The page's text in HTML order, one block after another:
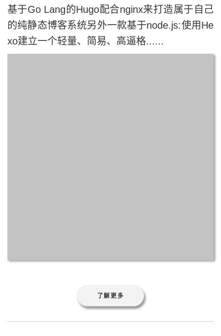
基于Go Lang的Hugo配合nginx来打造属于自己
的纯静态博客系统另外一款基于node.js:使用He
xo建立一个轻量、简易、高逼格......
在阿里云服务器上使用
Nginx部署https协议的
网站